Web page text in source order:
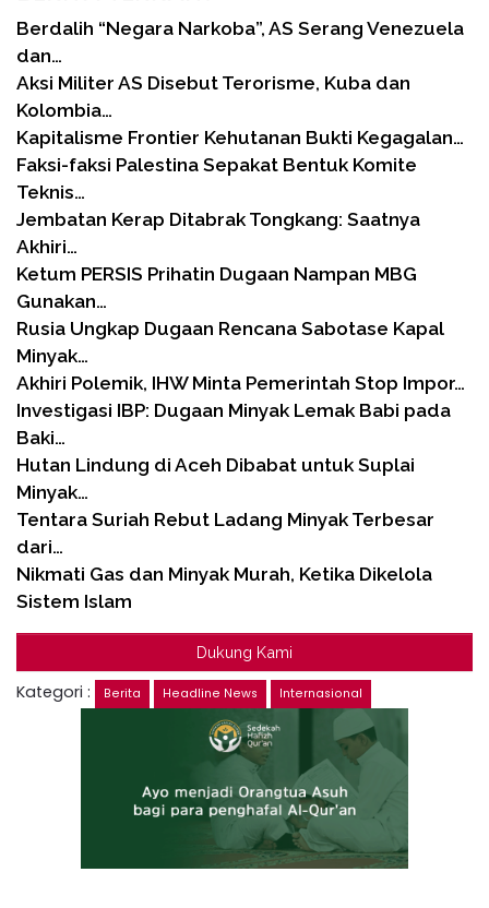
Berdalih “Negara Narkoba”, AS Serang Venezuela
dan…
Aksi Militer AS Disebut Terorisme, Kuba dan
Kolombia…
Kapitalisme Frontier Kehutanan Bukti Kegagalan…
Faksi-faksi Palestina Sepakat Bentuk Komite
Teknis…
Jembatan Kerap Ditabrak Tongkang: Saatnya
Akhiri…
Ketum PERSIS Prihatin Dugaan Nampan MBG
Gunakan…
Rusia Ungkap Dugaan Rencana Sabotase Kapal
Minyak…
Akhiri Polemik, IHW Minta Pemerintah Stop Impor…
Investigasi IBP: Dugaan Minyak Lemak Babi pada
Baki…
Hutan Lindung di Aceh Dibabat untuk Suplai
Minyak…
Tentara Suriah Rebut Ladang Minyak Terbesar
dari…
Nikmati Gas dan Minyak Murah, Ketika Dikelola
Sistem Islam
Dukung Kami
Kategori : Berita Headline News Internasional